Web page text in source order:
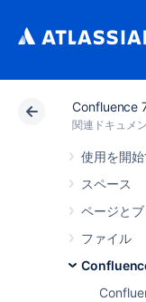
Confluence
関連ドキュメ
使用を開始
スペース
ページと
ファイル
アトラシアン
イル
用す